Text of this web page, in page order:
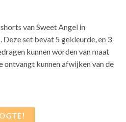
van Sweet Angel in
set bevat 5 gekleurde, en 3
kunnen worden van maat
ontvangt kunnen afwijken van de